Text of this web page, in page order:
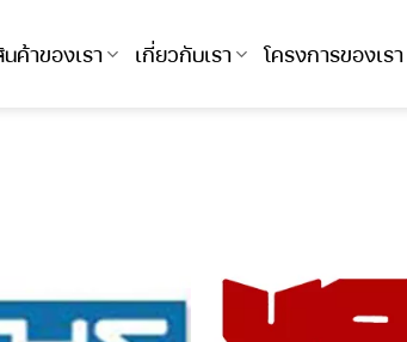
ค้าของเรา เกี่ยวกับเรา โครงการของเรา